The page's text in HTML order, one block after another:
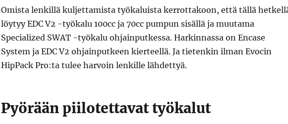
Omista lenkillä kuljettamista työkaluista kerrottakoon, että tällä
löytyy EDC V2 -työkalu 100cc ja 70cc pumpun sisällä ja muutama
Specialized SWAT -työkalu ohjainputkessa. Harkinnassa on Encase
System ja EDC V2 ohjainputkeen kierteellä. Ja tietenkin ilman Evocin
HipPack Pro:ta tulee harvoin lenkille lähdettyä.
Pyörään piilotettavat työkalut